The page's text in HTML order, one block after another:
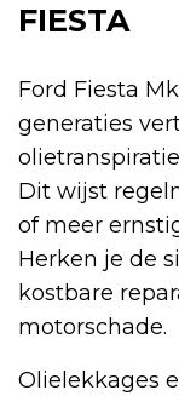
FIESTA
Ford Fiesta
generaties
Dit wijst
of meer
Herken je de
kostbare
motorschade.
Olielekkages